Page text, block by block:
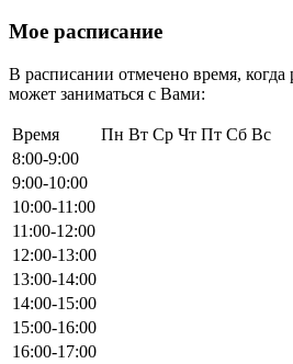
Мое расписание
В расписании отмечено время, когда
может заниматься с Вами:
Время Пн Вт Ср Чт Пт Сб Вс
8:00-9:00
9:00-10:00
10:00-11:00
11:00-12:00
12:00-13:00
13:00-14:00
14:00-15:00
15:00-16:00
16:00-17:00